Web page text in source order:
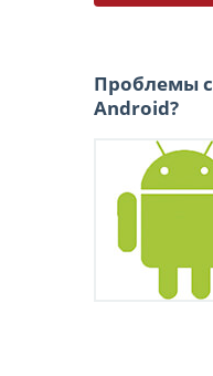
Проблемы с
Android?